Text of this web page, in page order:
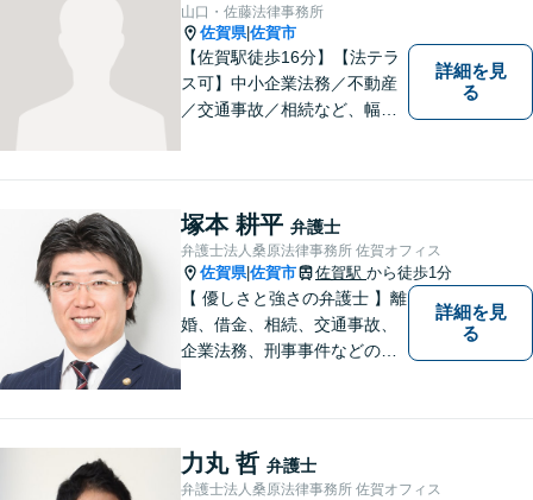
山口・佐藤法律事務所
佐賀県|佐賀市
【佐賀駅徒歩16分】【法テラ
ス可】中小企業法務／不動産
／交通事故／相続など、幅広
添い、適切な解決へと導きま
す。まずはお気軽にご相談く
ださい。【初回面談無料】
詳細を見
る
塚本 耕平 弁護士
弁護士法人桑原法律事務所 佐賀オフィス
佐賀県|佐賀市 佐賀駅 から徒歩1分
【 優しさと強さの弁護士 】離
婚、借金、相続、交通事故、
企業法務、刑事事件などのご
なリーガルサービスを提供い
たします。
詳細を見
る
力丸 哲 弁護士
弁護士法人桑原法律事務所 佐賀オフィス